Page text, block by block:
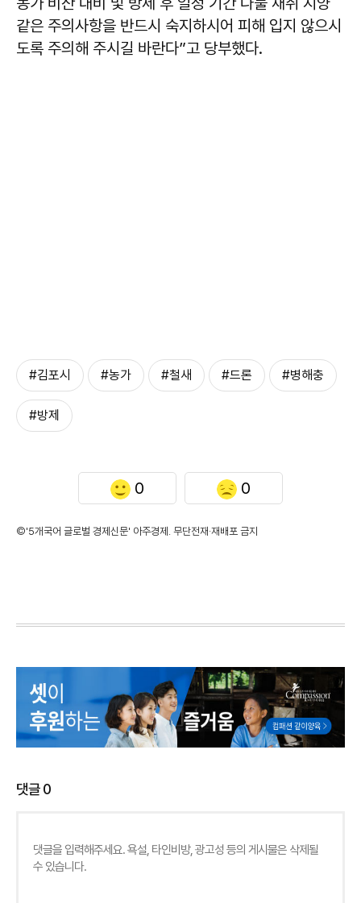
같은 주의사항을 반드시 숙지하시어 피해 입지 않으시
도록 주의해 주시길 바란다”고 당부했다.
#김포시 #농가 #철새 #드론 #병해충
#방제
0 0
©'5개국어 글로벌 경제신문' 아주경제. 무단전재·재배포 금지
댓글0